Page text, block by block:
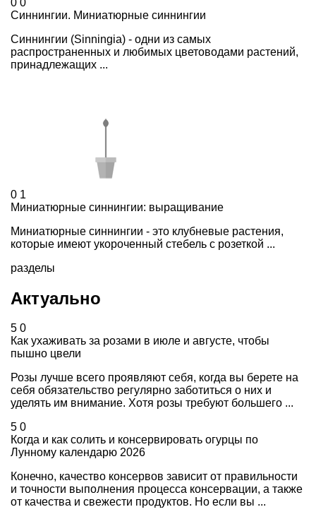
Синнингии. Миниатюрные синнингии
Синнингии (Sinningia) - одни из самых
распространенных и любимых цветоводами растений,
принадлежащих ...
0 1
Миниатюрные синнингии: выращивание
Миниатюрные синнингии - это клубневые растения,
которые имеют укороченный стебель с розеткой ...
разделы
Актуально
5 0
Как ухаживать за розами в июле и августе, чтобы
пышно цвели
Розы лучше всего проявляют себя, когда вы берете на
себя обязательство регулярно заботиться о них и
уделять им внимание. Хотя розы требуют большего ...
5 0
Когда и как солить и консервировать огурцы по
Лунному календарю 2026
Конечно, качество консервов зависит от правильности
и точности выполнения процесса консервации, а также
от качества и свежести продуктов. Но если вы ...